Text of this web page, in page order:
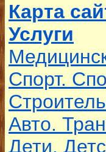
Карта
Услуги
Спорт.
Авто.
Дети.